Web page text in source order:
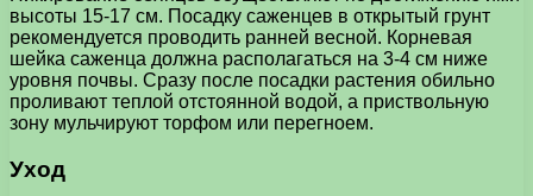
высоты 15-17 см. Посадку саженцев в открытый грунт
рекомендуется проводить ранней весной. Корневая
шейка саженца должна располагаться на 3-4 см ниже
уровня почвы. Сразу после посадки растения обильно
проливают теплой отстоянной водой, а приствольную
зону мульчируют торфом или перегноем.
Уход